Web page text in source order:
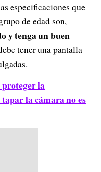
especificaciones que
de edad son,
y tenga un buen
tener una pantalla
la
la cámara no es